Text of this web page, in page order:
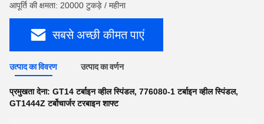
आपूर्ति की क्षमता: 20000 टुकड़े / महीना
सबसे अच्छी कीमत पाएं
उत्पाद का विवरण उत्पाद का वर्णन
प्रमुखता देना: GT14 टर्बाइन व्हील स्पिंडल, 776080-1 टर्बाइन व्हील स्पिंडल,
GT1444Z टर्बोचार्जर टरबाइन शाफ्ट